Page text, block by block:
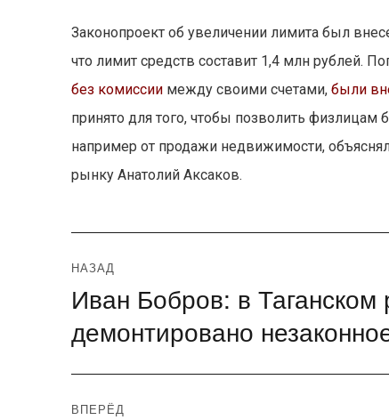
Законопроект об увеличении лимита был
что лимит средств составит 1,4 млн рублей.
без комиссии между своими счетами,были
принято для того, чтобы позволить физлицам
например от продажи недвижимости,
рынку Анатолий Аксаков.
Навигация
по
записям
НАЗАД
Предыдущая
Иван Бобров: в
демонтировано
ВПЕРЁД